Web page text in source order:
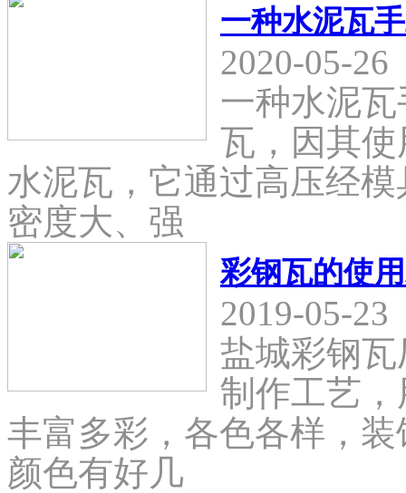
一种水泥瓦
2020-05-26
一种水泥
瓦，因其
水泥瓦，它通过高压经
密度大、强
彩钢瓦的使
2019-05-23
盐城彩钢
制作工艺
丰富多彩，各色各样，
颜色有好几